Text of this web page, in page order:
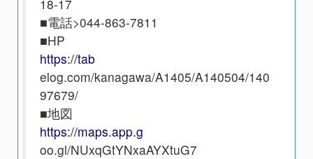
18-17
■電話>044-863-7811
■HP
https://tab
elog.com/kanagawa/A1405/A140504/140
97679/
■地図
https://maps.app.g
oo.gl/NUxqGtYNxaAYXtuG7